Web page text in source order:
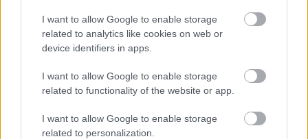
I want to allow Google to enable storage
related to analytics like cookies on web or
device identifiers in apps.
I want to allow Google to enable storage
related to functionality of the website or app.
I want to allow Google to enable storage
related to personalization.